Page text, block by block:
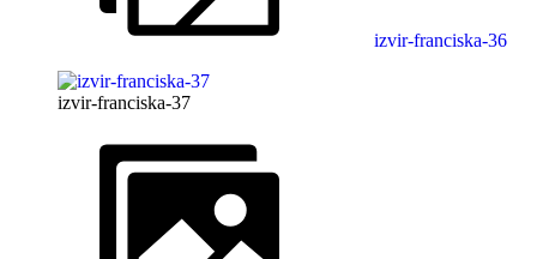
izvir-franciska-36
izvir-franciska-37